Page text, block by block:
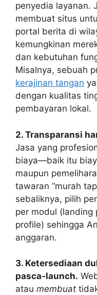
penyedia layanan.
membuat situs
portal berita di
kemungkinan
dan kebutuhan
Misalnya, sebuah
kerajinan tangan
dengan kualitas
pembayaran lokal.
2. Transparansi
Jasa yang
biaya—baik itu
maupun
tawaran “murah
sebaliknya, pilih
per modul (landing
profile) sehingga
anggaran.
3. Ketersediaan
pasca‑launch.
atau membuat